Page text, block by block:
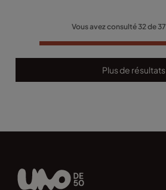
Vous avez consulté32de37
Plus de résultats